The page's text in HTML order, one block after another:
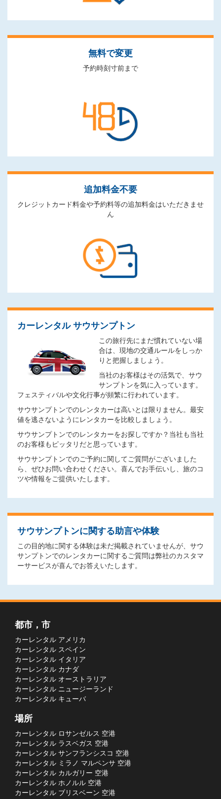
無料で変更
予約時刻寸前まで
追加料金不要
クレジットカード料金や予約料等の追加料金はいただきませ
ん
カーレンタル サウサンプトン
この旅行先にまだ慣れていない場
合は、現地の交通ルールをしっか
りと把握しましょう。
当社のお客様はその活気で、サウ
サンプトンを気に入っています。
フェスティバルや文化行事が頻繁に行われています。
サウサンプトンでのレンタカーは高いとは限りません。最安
値を逃さないようにレンタカーを比較しましょう。
サウサンプトンでのレンタカーをお探しですか？当社も当社
のお客様もピッタリだと思っています。
サウサンプトンでのご予約に関してご質問がございました
ら、ぜひお問い合わせください。喜んでお手伝いし、旅のコ
ツや情報をご提供いたします。
サウサンプトンに関する助言や体験
この目的地に関する体験は未だ掲載されていませんが、サウ
サンプトンでのレンタカーに関するご質問は弊社のカスタマ
ーサービスが喜んでお答えいたします。
都市，市
カーレンタル アメリカ
カーレンタル スペイン
カーレンタル イタリア
カーレンタル カナダ
カーレンタル オーストラリア
カーレンタル ニュージーランド
カーレンタル キューバ
場所
カーレンタル ロサンゼルス 空港
カーレンタル ラスベガス 空港
カーレンタル サンフランシスコ 空港
カーレンタル ミラノ マルペンサ 空港
カーレンタル カルガリー 空港
カーレンタル ホノルル 空港
カーレンタル ブリスベーン 空港